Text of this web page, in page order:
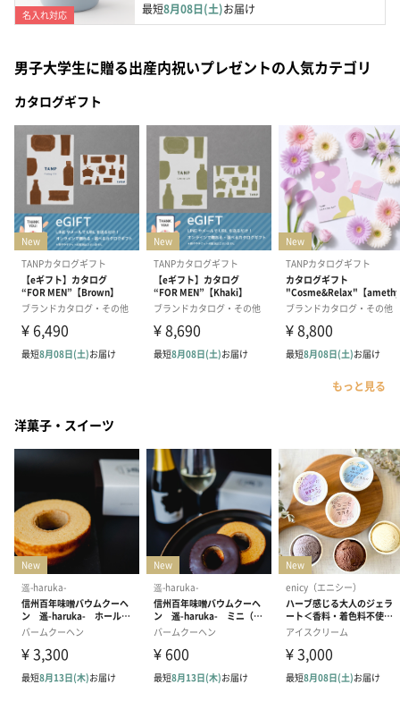
名入れ対応 最短8月08日(土)お届け
男子大学生に贈る出産内祝いプレゼントの人気カテゴリ
カタログギフト
もっと見る
洋菓子・スイーツ